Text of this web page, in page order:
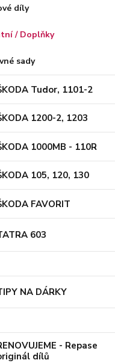
díly
/ Doplňky
sady
Tudor, 1101-2
1200-2, 1203
1000MB - 110R
105, 120, 130
FAVORIT
603
NA DÁRKY
- Repase
dílů